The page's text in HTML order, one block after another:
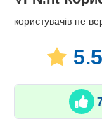
користувачів не
5.5